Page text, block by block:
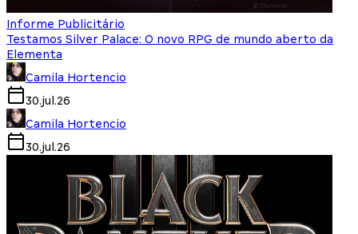
Informe Publicitário
Testamos Silver Palace: O novo RPG de mundo aberto da
Elementa
Camila Hortencio
30.jul.26
Camila Hortencio
30.jul.26